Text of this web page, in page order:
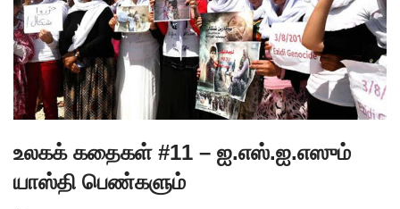
உலகக் கதைகள் #11 – ஐ.எஸ்.ஐ.எஸும்
யாஸ்தி பெண்களும்